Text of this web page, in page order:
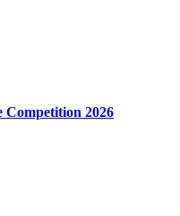
Competition 2026